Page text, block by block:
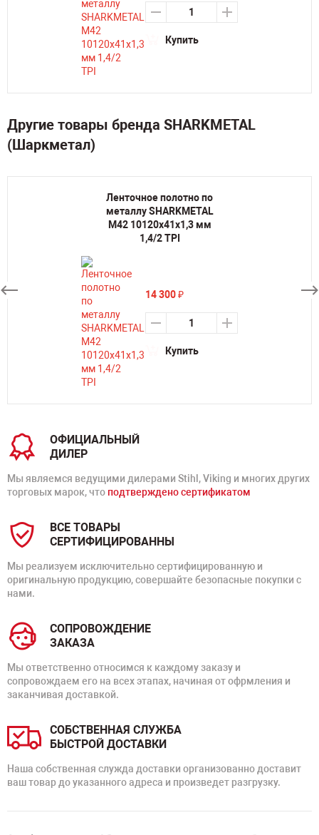
Купить
Другие товары бренда SHARKMETAL
(Шаркметал)
Ленточное полотно по
металлу SHARKMETAL
M42 10120х41х1,3 мм
1,4/2 TPI
14 300₽
Купить
ОФИЦИАЛЬНЫЙ
ДИЛЕР
Мы являемся ведущими дилерами Stihl, Viking и многих других
торговых марок, что подтверждено сертификатом
ВСЕ ТОВАРЫ
СЕРТИФИЦИРОВАННЫ
Мы реализуем исключительно сертифицированную и
оригинальную продукцию, совершайте безопасные покупки с
нами.
СОПРОВОЖДЕНИЕ
ЗАКАЗА
Мы ответственно относимся к каждому заказу и
сопровождаем его на всех этапах, начиная от офрмления и
заканчивая доставкой.
СОБСТВЕННАЯ СЛУЖБА
БЫСТРОЙ ДОСТАВКИ
Наша собственная служда доставки организованно доставит
ваш товар до указанного адреса и произведет разгрузку.